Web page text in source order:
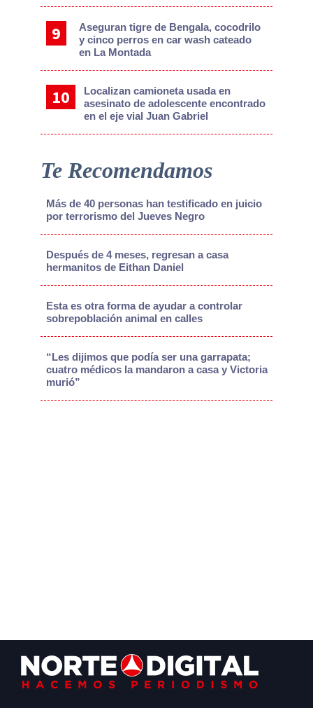
Aseguran tigre de Bengala, cocodrilo
y cinco perros en car wash cateado
en La Montada
Localizan camioneta usada en
asesinato de adolescente encontrado
en el eje vial Juan Gabriel
Te Recomendamos
Más de 40 personas han testificado en juicio
por terrorismo del Jueves Negro
Después de 4 meses, regresan a casa
hermanitos de Eithan Daniel
Esta es otra forma de ayudar a controlar
sobrepoblación animal en calles
“Les dijimos que podía ser una garrapata;
cuatro médicos la mandaron a casa y Victoria
murió”
Footer